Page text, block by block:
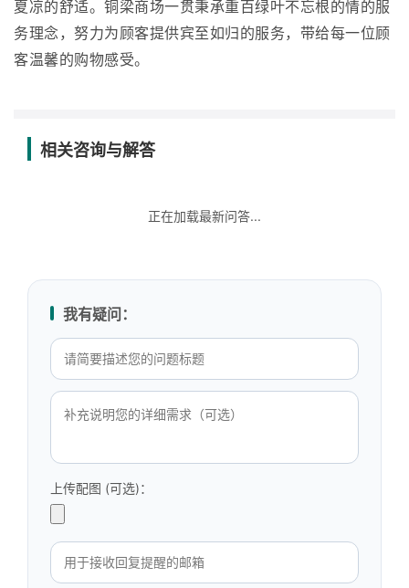
夏凉的舒适。铜梁商场一贯秉承重百绿叶不忘根的情的服
务理念，努力为顾客提供宾至如归的服务，带给每一位顾
客温馨的购物感受。
相关咨询与解答
正在加载最新问答...
我有疑问：
上传配图 (可选)：